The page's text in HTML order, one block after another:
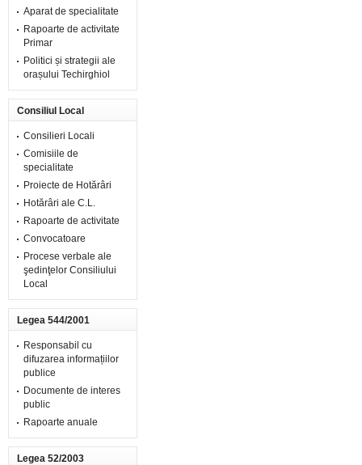
Aparat de specialitate
Rapoarte de activitate
Primar
Politici și strategii ale
orașului Techirghiol
Consiliul Local
Consilieri Locali
Comisiile de
specialitate
Proiecte de Hotărâri
Hotărâri ale C.L.
Rapoarte de activitate
Convocatoare
Procese verbale ale
şedinţelor Consiliului
Local
Legea 544/2001
Responsabil cu
difuzarea informațiilor
publice
Documente de interes
public
Rapoarte anuale
Legea 52/2003